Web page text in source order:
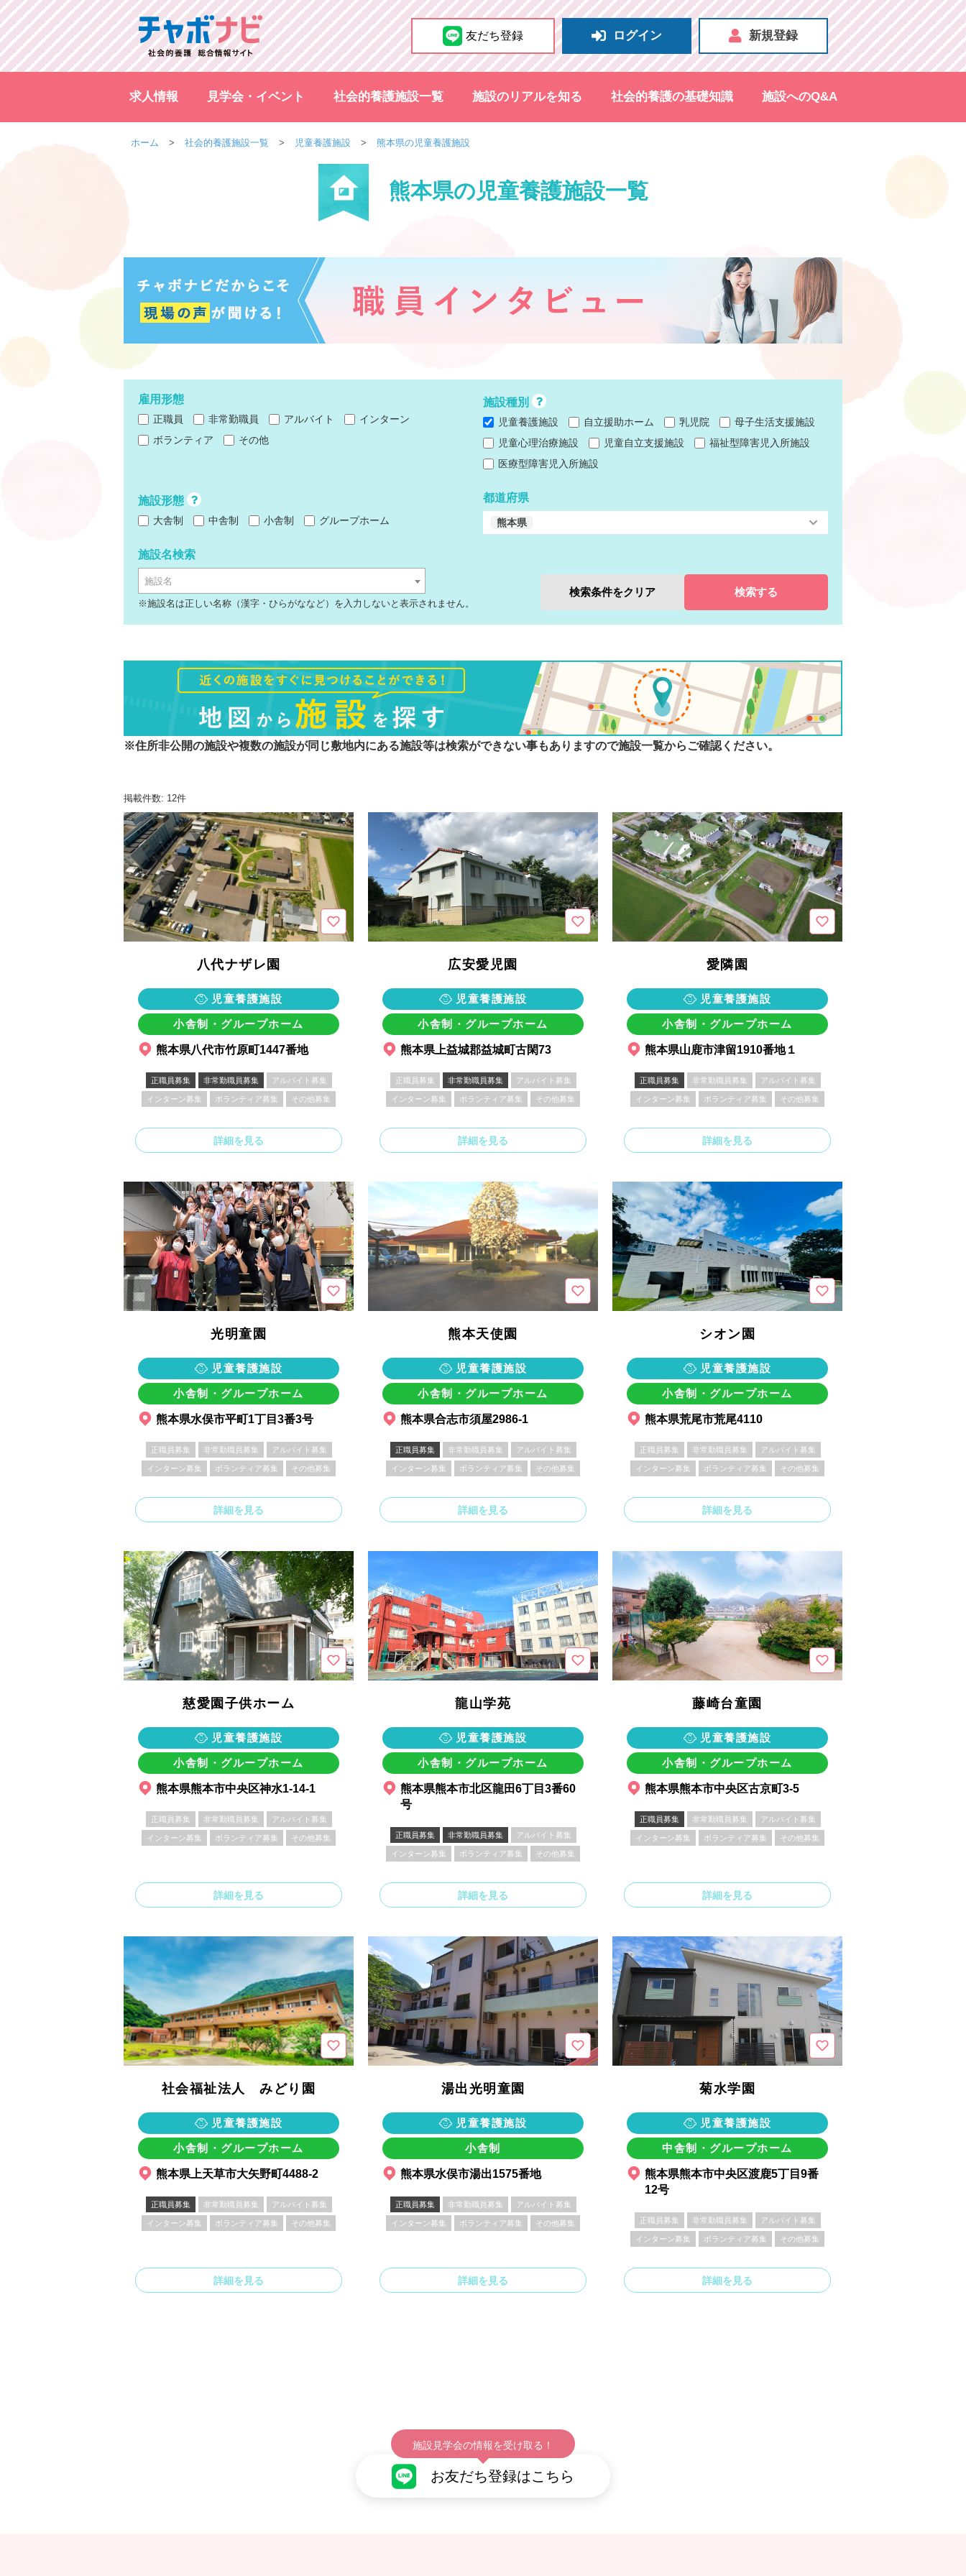
友だち登録 ログイン 新規登録
求人情報 見学会・イベント 社会的養護施設一覧 施設のリアルを知る 社会的養護の基礎知識 施設へのQ&A
ホーム 社会的養護施設一覧 児童養護施設 熊本県の児童養護施設
熊本県の児童養護施設一覧
雇用形態
正職員 非常勤職員 アルバイト
インターン
ボランティア
その他
施設種別
児童養護施設 自立援助ホーム 乳児院
母子生活支援施設
児童心理治療施設
児童自立支援施設
福祉型障害児入所施設
医療型障害児入所施設
施設形態
大舎制 中舎制 小舎制 グループホーム
都道府県
熊本県
施設名検索
施設名
※施設名は正しい名称（漢字・ひらがななど）を入力しないと表示されません。
検索する
検索条件をクリア
※住所非公開の施設や複数の施設が同じ敷地内にある施設等は検索ができない事もありますので施設一覧からご確認ください。
掲載件数: 12件
八代ナザレ園
児童養護施設
小舎制・グループホーム
熊本県八代市竹原町1447番地
正職員募集 非常勤職員募集 アルバイト募集
インターン募集 ボランティア募集 その他募集
詳細を見る
広安愛児園
児童養護施設
小舎制・グループホーム
熊本県上益城郡益城町古閑73
正職員募集 非常勤職員募集 アルバイト募集
インターン募集 ボランティア募集 その他募集
詳細を見る
愛隣園
児童養護施設
小舎制・グループホーム
熊本県山鹿市津留1910番地１
正職員募集 非常勤職員募集 アルバイト募集
インターン募集 ボランティア募集 その他募集
詳細を見る
光明童園
児童養護施設
小舎制・グループホーム
熊本県水俣市平町1丁目3番3号
正職員募集 非常勤職員募集 アルバイト募集
インターン募集 ボランティア募集 その他募集
詳細を見る
熊本天使園
児童養護施設
小舎制・グループホーム
熊本県合志市須屋2986-1
正職員募集 非常勤職員募集 アルバイト募集
インターン募集 ボランティア募集 その他募集
詳細を見る
シオン園
児童養護施設
小舎制・グループホーム
熊本県荒尾市荒尾4110
正職員募集 非常勤職員募集 アルバイト募集
インターン募集 ボランティア募集 その他募集
詳細を見る
慈愛園子供ホーム
児童養護施設
小舎制・グループホーム
熊本県熊本市中央区神水1-14-1
正職員募集 非常勤職員募集 アルバイト募集
インターン募集 ボランティア募集 その他募集
詳細を見る
龍山学苑
児童養護施設
小舎制・グループホーム
熊本県熊本市北区龍田6丁目3番60
号
正職員募集 非常勤職員募集 アルバイト募集
インターン募集 ボランティア募集 その他募集
詳細を見る
藤崎台童園
児童養護施設
小舎制・グループホーム
熊本県熊本市中央区古京町3-5
正職員募集 非常勤職員募集 アルバイト募集
インターン募集 ボランティア募集 その他募集
詳細を見る
社会福祉法人 みどり園
児童養護施設
小舎制・グループホーム
熊本県上天草市大矢野町4488-2
正職員募集 非常勤職員募集 アルバイト募集
インターン募集 ボランティア募集 その他募集
詳細を見る
湯出光明童園
児童養護施設
小舎制
熊本県水俣市湯出1575番地
正職員募集 非常勤職員募集 アルバイト募集
インターン募集 ボランティア募集 その他募集
詳細を見る
菊水学園
児童養護施設
中舎制・グループホーム
熊本県熊本市中央区渡鹿5丁目9番
12号
正職員募集 非常勤職員募集 アルバイト募集
インターン募集 ボランティア募集 その他募集
詳細を見る
施設見学会の情報を受け取る！
お友だち登録はこちら